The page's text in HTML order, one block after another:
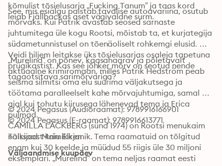
kõmulist tõsielusarja „Fucking Tanum” ja taas kord
leiab Fjällbackas aset vägivaldne surm.
See, mis esialgu paistab tavalise autoavariina, osutub
mõrvaks. Kui Patrik avastab seosed sarnaste
juhtumitega üle kogu Rootsi, mõistab ta, et kurjategija
südametunnistusel on tõenäoliselt rohkemgi elusid.
Veidi hiljem leitakse üks tõsielusarjas osaleja tapetuna
prügikastist. Kas see jõhker mõrv on seotud nende
tagaotsitava sarimõrvariga?
„Murelind” on põnev, kaasahaarav ja põletavalt
aktuaalne krimiromaan, milles Patrik Hedström peab
seisma silmitsi oma elu suurima väljakutsega ja
töötama paralleelselt kahe mõrvajuhtumiga, samal
ajal kui tohutu kiirusega lähenevad tema ja Erica
pulmad.
CAMILLA LÄCKBERG (sünd 1974) on Rootsi menukaim
naissoost krimikirjanik. Tema raamatuid on tõlgitud
enam kui 30 keelde ja müüdud 55 riigis üle 30 miljoni
eksemplari. „Murelind“ on tema neljas raamat eesti
© 2024 Pegasus (Audioraamat): 9789916166901
© 2024 Pegasus (E-raamat): 9789916613771
Tõlkijad: Maiu Elken
Väljaandmise kuupäev